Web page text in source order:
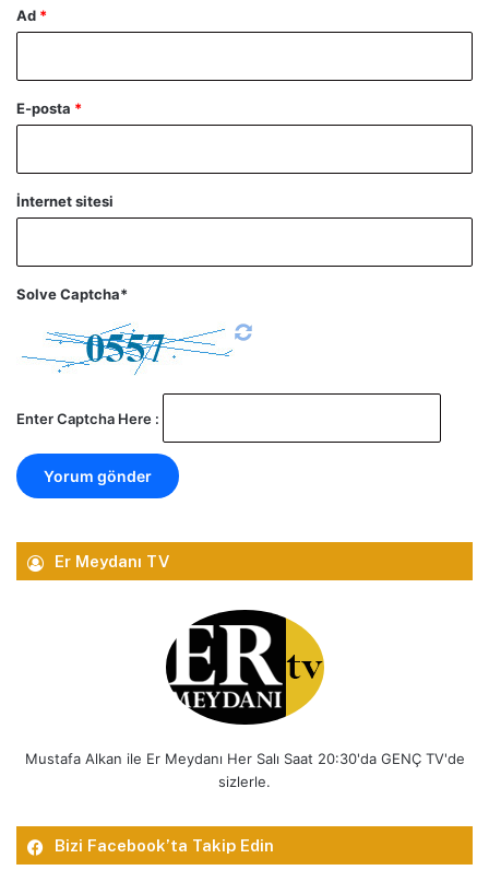
Ad *
E-posta *
İnternet sitesi
Solve Captcha*
Enter Captcha Here :
Er Meydanı TV
Mustafa Alkan ile Er Meydanı Her Salı Saat 20:30'da GENÇ TV'de
sizlerle.
Bizi Facebook’ta Takip Edin